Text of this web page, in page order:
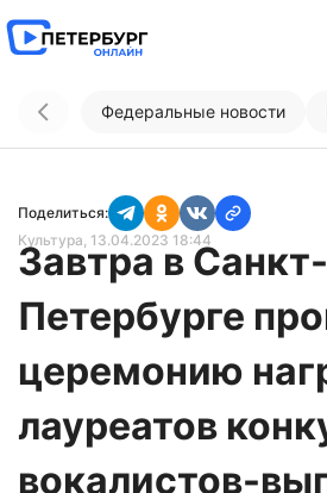
Федеральные новости
Поделиться:
Культура, 13.04.2023 18:44
Завтра в Санкт-
Петербурге
церемонию
лауреатов
вокалистов-